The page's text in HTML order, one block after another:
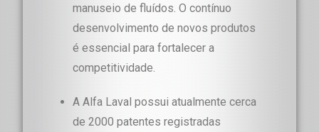
manuseio de fluídos. O contínuo
desenvolvimento de novos produtos
é essencial para fortalecer a
competitividade.
A Alfa Laval possui atualmente cerca
de 2000 patentes registradas